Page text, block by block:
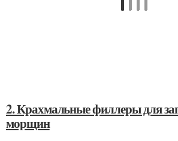
2. Крахмальные филлеры для
морщин